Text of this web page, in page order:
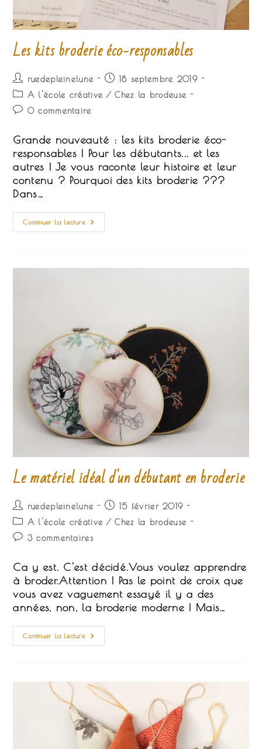
Les kits broderie éco-responsables
Auteur/autrice
de
la
publication :
ruedepleinelune
Publication
publiée :
18 septembre 2019
Post
category:
A l'école créative / Chez la brodeuse
Commentaires
la
publication :
0 commentaire
Grande nouveauté : les kits broderie éco-
responsables ! Pour les débutants... et les
autres ! Je vous raconte leur histoire et leur
contenu ? Pourquoi des kits broderie ???
Dans…
Continuer La LectureLes
Kits
Le matériel idéal d'un débutant en broderie
Auteur/autrice
de
publication :
ruedepleinelune
Publication
publiée :
15 février 2019
Post
category:
A l'école créative / Chez la brodeuse
Commentaires
la
publication :
3 commentaires
Ca y est. C'est décidé.Vous voulez apprendre
à broder.Attention ! Pas le point de croix que
vous avez vaguement essayé il y a des
années, non, la broderie moderne ! Mais…
Continuer La LectureLe
Matériel
Broderie